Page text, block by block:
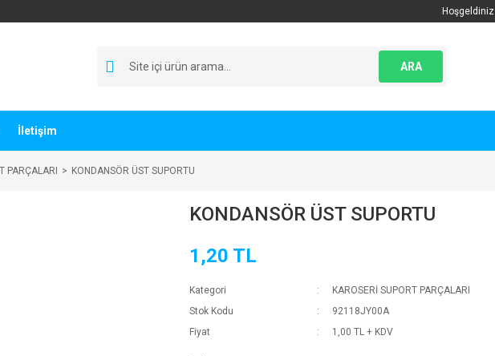
Hoşgeldiniz
ARA
İletişim
PARÇALARI KONDANSÖR ÜST SUPORTU
KONDANSÖR ÜST SUPORTU
1,20 TL
Kategori
KAROSERİ SUPORT PARÇALARI
Stok Kodu
92118JY00A
Fiyat
1,00 TL + KDV